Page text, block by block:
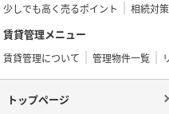
少しでも高く売るポイント
相続対
賃貸管理メニュー
賃貸管理について 管理物件一覧
トップページ